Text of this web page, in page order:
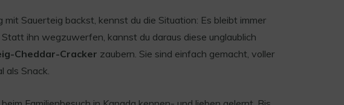
mit Sauerteig backst, kennst du die Situation: Es bleibt immer
ihn wegzuwerfen, kannst du daraus diese unglaublich
Cheddar-Cracker zaubern. Sie sind einfach gemacht, voller
als Snack.